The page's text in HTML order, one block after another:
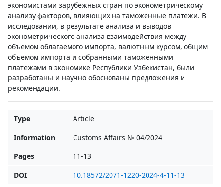
экономистами зарубежных стран по эконометрическому
анализу факторов, влияющих на таможенные платежи. В
исследовании, в результате анализа и выводов
эконометрического анализа взаимодействия между
объемом облагаемого импорта, валютным курсом, общим
объемом импорта и собранными таможенными
платежами в экономике Республики Узбекистан, были
разработаны и научно обоснованы предложения и
рекомендации.
Type
Article
Information
Customs Affairs № 04/2024
Pages
11-13
DOI
10.18572/2071-1220-2024-4-11-13